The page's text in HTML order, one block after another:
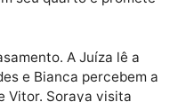
se desespera.
de Wagner é grave.